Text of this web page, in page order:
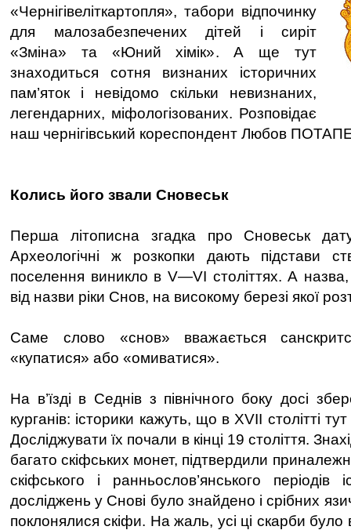
«Чернігівеліткартопля», табори відпочинку
для малозабезпечених дітей і сиріт
«Зміна» та «Юний хімік». А ще тут
знаходиться сотня визнаних історичних
пам’яток і невідомо скільки невизнаних,
легендарних, міфологізованих. Розповідає
наш чернігівський кореспондент Любов
Колись його звали Сновеськ
Перша літописна згадка про Сновеськ
Археологічні ж розкопки дають підстави
поселення виникло в V—VI століттях. А
від назви ріки Снов, на високому березі якої
Саме слово «снов» вважається
«купатися» або «омиватися».
На в’їзді в Седнів з північного боку досі
курганів: історики кажуть, що в XVII столітті
Досліджувати їх почали в кінці 19 століття.
багато скіфських монет, підтвердили
скіфського і ранньослов’янського періодів
досліджень у Снові було знайдено і срібних
поклонялися скіфи. На жаль, усі ці скарби